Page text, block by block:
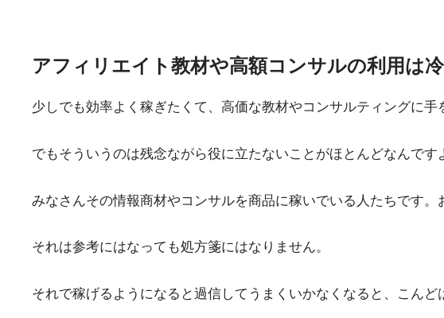
アフィリエイト教材や高額コンサルの利用は冷
少しでも効率よく稼ぎたくて、高価な教材やコンサルティングに
でもそういうのは残念ながら役に立たないことがほとんどなんです
みなさんその情報商材やコンサルを商品に稼いでいる人たちです
それは参考にはなっても処方箋にはなりません。
それで稼げるようになると過信してうまくいかなくなると、こん